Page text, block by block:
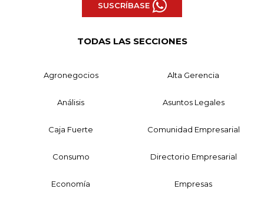
SUSCRÍBASE
TODAS LAS SECCIONES
Agronegocios Alta Gerencia
Análisis Asuntos Legales
Caja Fuerte Comunidad Empresarial
Consumo Directorio Empresarial
Economía Empresas